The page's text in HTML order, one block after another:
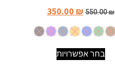
550.00₪
350.00 ₪
בחר אפשרויות